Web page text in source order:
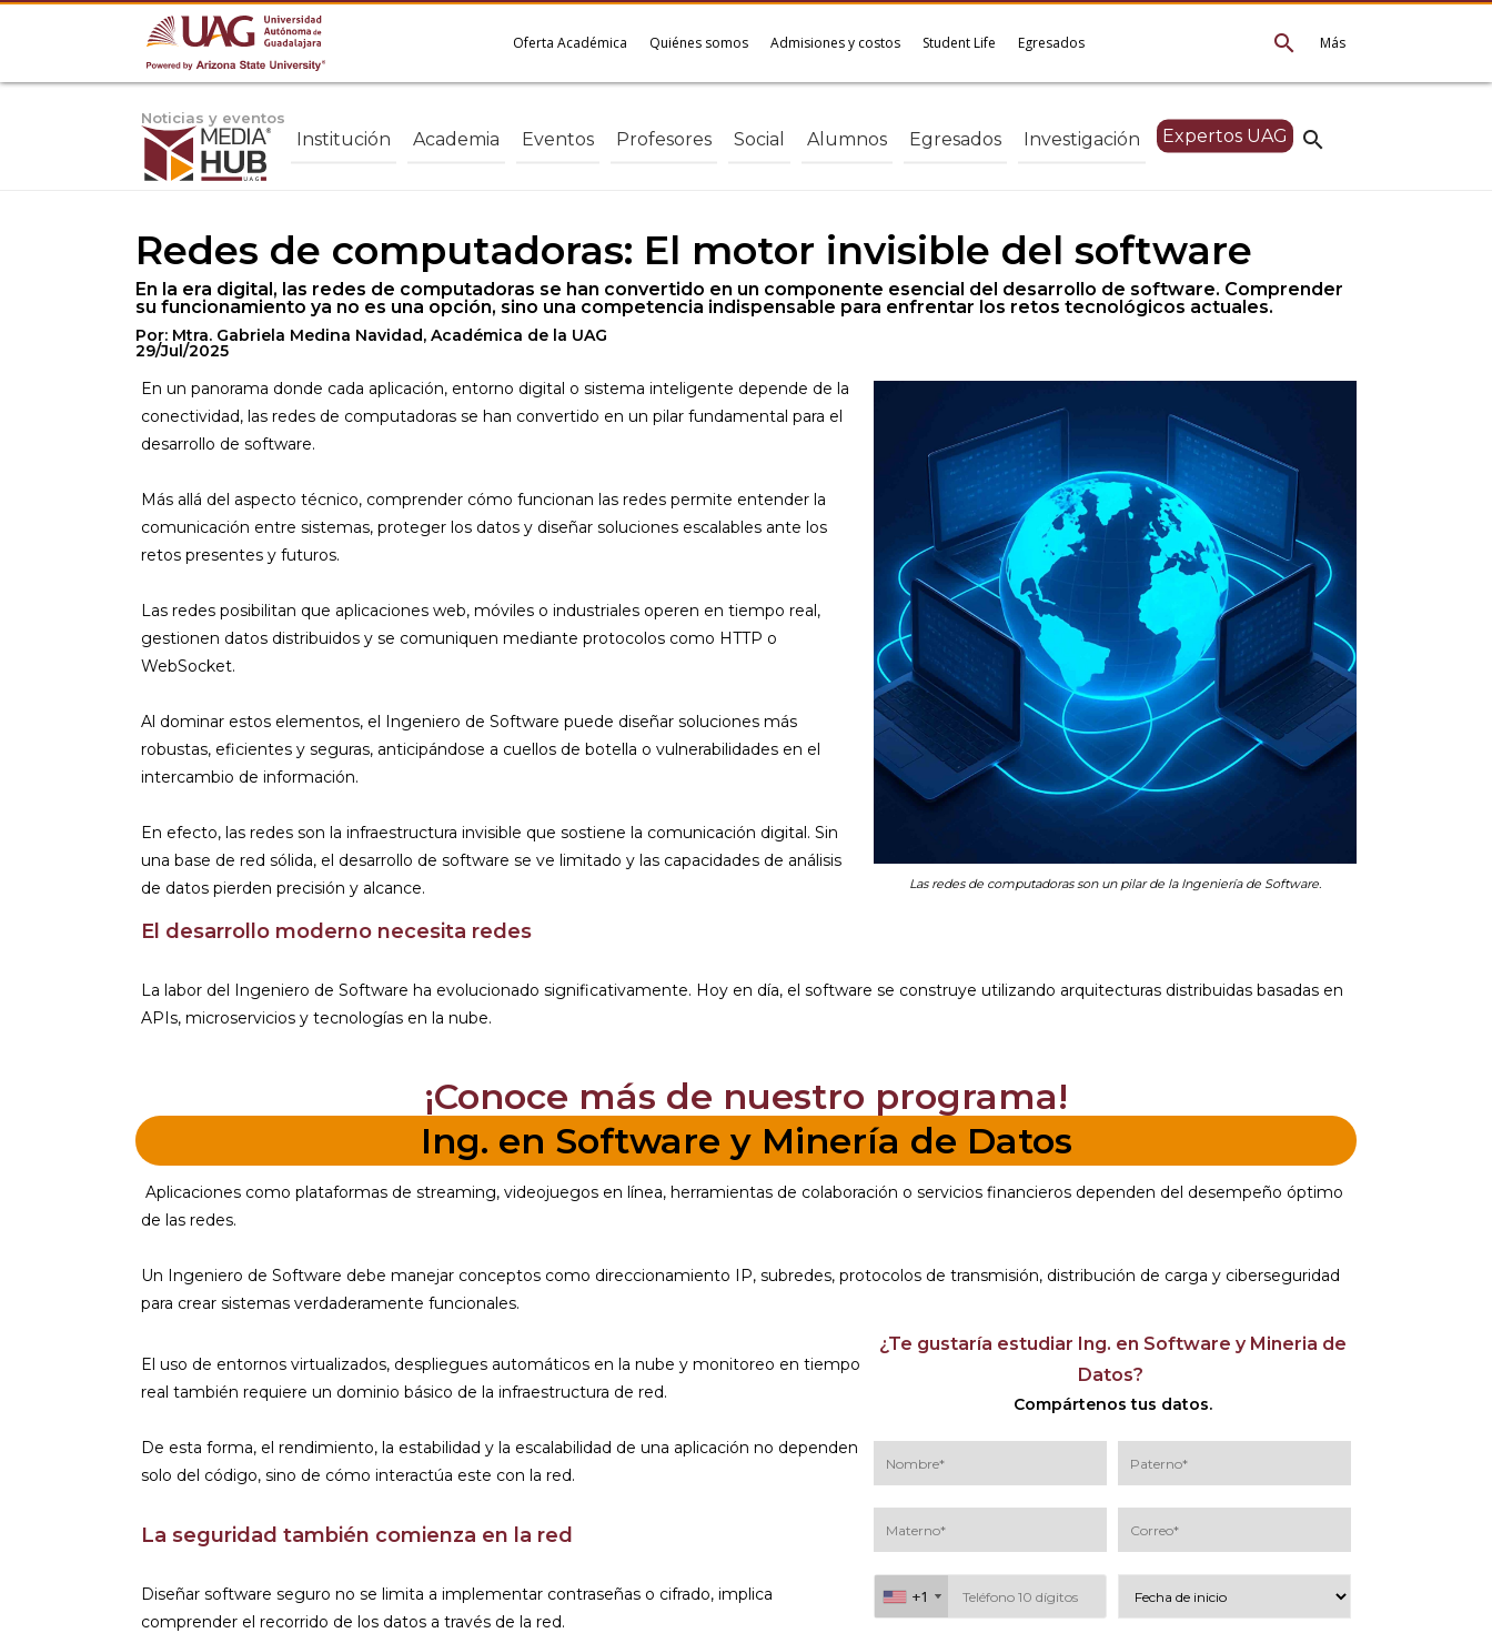
Más
search
Oferta Académica Quiénes somos Admisiones y costos Student Life Egresados
Noticias y eventos
search
Institución Academia Eventos Profesores Social Alumnos Egresados Investigación Expertos UAG
Redes de computadoras: El motor invisible del software
En la era digital, las redes de computadoras se han convertido en un componente esencial del desarrollo de software. Comprender
su funcionamiento ya no es una opción, sino una competencia indispensable para enfrentar los retos tecnológicos actuales.
Por: Mtra. Gabriela Medina Navidad, Académica de la UAG
29/Jul/2025
En un panorama donde cada aplicación, entorno digital o sistema inteligente depende de la
conectividad, las redes de computadoras se han convertido en un pilar fundamental para el
desarrollo de software.
Más allá del aspecto técnico, comprender cómo funcionan las redes permite entender la
comunicación entre sistemas, proteger los datos y diseñar soluciones escalables ante los
retos presentes y futuros.
Las redes posibilitan que aplicaciones web, móviles o industriales operen en tiempo real,
gestionen datos distribuidos y se comuniquen mediante protocolos como HTTP o
WebSocket.
Al dominar estos elementos, el Ingeniero de Software puede diseñar soluciones más
robustas, eficientes y seguras, anticipándose a cuellos de botella o vulnerabilidades en el
intercambio de información.
En efecto, las redes son la infraestructura invisible que sostiene la comunicación digital. Sin
una base de red sólida, el desarrollo de software se ve limitado y las capacidades de análisis
de datos pierden precisión y alcance.
Las redes de computadoras son un pilar de la Ingeniería de Software.
El desarrollo moderno necesita redes
La labor del Ingeniero de Software ha evolucionado significativamente. Hoy en día, el software se construye utilizando arquitecturas distribuidas basadas en
APIs, microservicios y tecnologías en la nube.
¡Conoce más de nuestro programa!
Ing. en Software y Minería de Datos
Aplicaciones como plataformas de streaming, videojuegos en línea, herramientas de colaboración o servicios financieros dependen del desempeño óptimo
de las redes.
Un Ingeniero de Software debe manejar conceptos como direccionamiento IP, subredes, protocolos de transmisión, distribución de carga y ciberseguridad
para crear sistemas verdaderamente funcionales.
El uso de entornos virtualizados, despliegues automáticos en la nube y monitoreo en tiempo
real también requiere un dominio básico de la infraestructura de red.
De esta forma, el rendimiento, la estabilidad y la escalabilidad de una aplicación no dependen
solo del código, sino de cómo interactúa este con la red.
La seguridad también comienza en la red
Diseñar software seguro no se limita a implementar contraseñas o cifrado, implica
comprender el recorrido de los datos a través de la red.
¿Te gustaría estudiar Ing. en Software y Mineria de
Datos?
Compártenos tus datos.
+1
+1